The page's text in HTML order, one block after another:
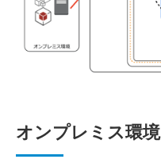
オンプレミス環境